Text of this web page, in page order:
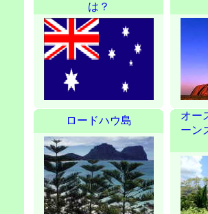
は？
ロードハウ島
オー
ーン